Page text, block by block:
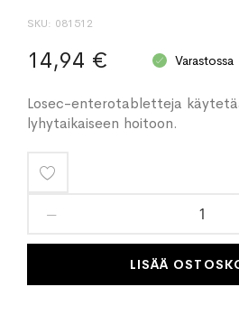
SKU 081512
14,94 € Varastossa
Losec-enterotabletteja
lyhytaikaiseen hoitoon.
toivelistaan
LISÄÄ